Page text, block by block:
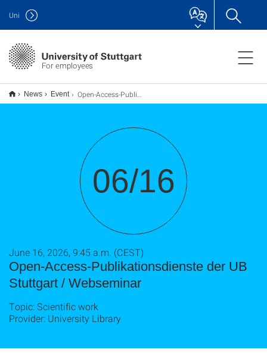
For employees
Uni
News Event Open-Access-Publikationsdienste der UB Stuttgart / Webseminar
06/16
Open-Access-Publikationsdienste der UB
Stuttgart / Webseminar
June 16, 2026, 9:45 a.m. (CEST)
Topic: Scientific work
Provider: University Library